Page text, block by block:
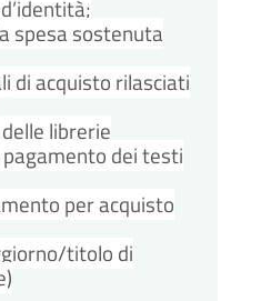
spesa sostenuta
di acquisto rilasciati
librerie
pagamento dei testi
per acquisto
titolo di